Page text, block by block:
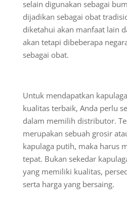
selain digunakan sebagai
dijadikan sebagai obat
diketahui akan manfaat lain
akan tetapi dibeberapa
sebagai obat.
Untuk mendapatkan
kualitas terbaik, Anda perlu
dalam memilih distributor.
merupakan sebuah grosir
kapulaga putih, maka harus
tepat. Bukan sekedar
yang memiliki kualitas,
serta harga yang bersaing.